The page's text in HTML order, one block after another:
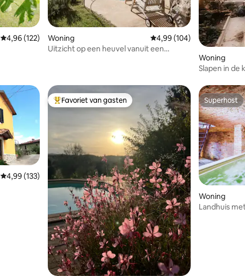
Gemiddelde beoordeling van 4,96 uit 5, 122 recensies
4,96 (122)
Woning Gemiddelde beoordeling
4,99 (104)
Uitzicht op een heuvel vanuit een
Woning
Slapen in de
Gemiddelde beoordeling van 4,99 uit 5, 133 recensies
4,99 (133)
Topfavoriet van gasten
Favoriet van gasten Superhost
Superhost
Woning
Landhuis